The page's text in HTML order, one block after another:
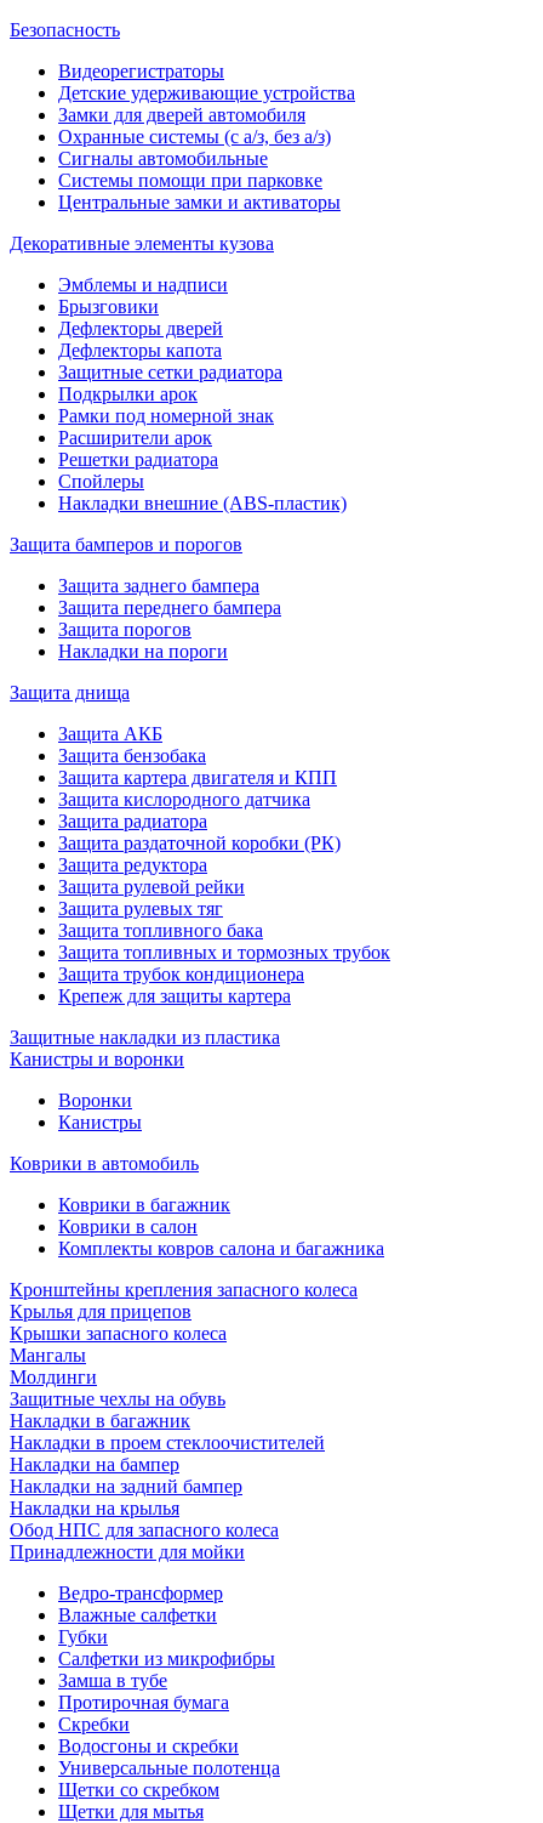
Безопасность
Видеорегистраторы
Детские удерживающие устройства
Замки для дверей автомобиля
Охранные системы (с а/з, без а/з)
Сигналы автомобильные
Системы помощи при парковке
Центральные замки и активаторы
Декоративные элементы кузова
Эмблемы и надписи
Брызговики
Дефлекторы дверей
Дефлекторы капота
Защитные сетки радиатора
Подкрылки арок
Рамки под номерной знак
Расширители арок
Решетки радиатора
Спойлеры
Накладки внешние (ABS-пластик)
Защита бамперов и порогов
Защита заднего бампера
Защита переднего бампера
Защита порогов
Накладки на пороги
Защита днища
Защита АКБ
Защита бензобака
Защита картера двигателя и КПП
Защита кислородного датчика
Защита радиатора
Защита раздаточной коробки (РК)
Защита редуктора
Защита рулевой рейки
Защита рулевых тяг
Защита топливного бака
Защита топливных и тормозных трубок
Защита трубок кондиционера
Крепеж для защиты картера
Защитные накладки из пластика
Канистры и воронки
Воронки
Канистры
Коврики в автомобиль
Коврики в багажник
Коврики в салон
Комплекты ковров салона и багажника
Кронштейны крепления запасного колеса
Крылья для прицепов
Крышки запасного колеса
Мангалы
Молдинги
Защитные чехлы на обувь
Накладки в багажник
Накладки в проем стеклоочистителей
Накладки на бампер
Накладки на задний бампер
Накладки на крылья
Обод НПС для запасного колеса
Принадлежности для мойки
Ведро-трансформер
Влажные салфетки
Губки
Салфетки из микрофибры
Замша в тубе
Протирочная бумага
Скребки
Водосгоны и скребки
Универсальные полотенца
Щетки со скребком
Щетки для мытья